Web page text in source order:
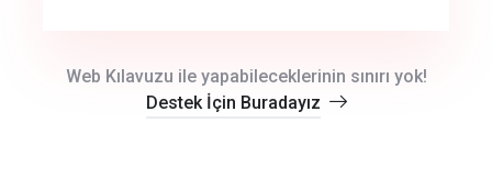
Web Kılavuzu ile yapabileceklerinin sınırı yok!
Destek İçin Buradayız